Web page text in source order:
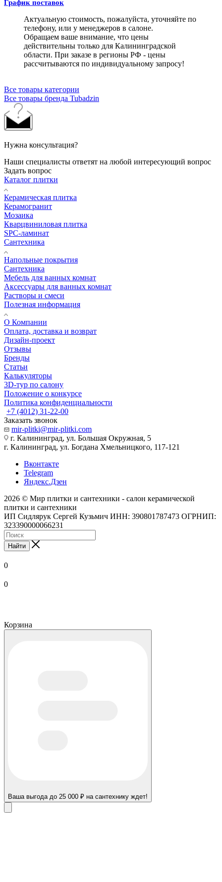
График поставок
Актуальную стоимость, пожалуйста, уточняйте по
телефону, или у менеджеров в салоне.
Обращаем ваше внимание, что цены
действительны только для Калининградской
области. При заказе в регионы РФ - цены
рассчитываются по индивидуальному запросу!
Все товары категории
Все товары бренда Tubadzin
Нужна консультация?
Наши специалисты ответят на любой интересующий вопрос
Задать вопрос
Каталог плитки
Керамическая плитка
Керамогранит
Мозаика
Кварцвиниловая плитка
SPC-ламинат
Сантехника
Напольные покрытия
Сантехника
Мебель для ванных комнат
Аксессуары для ванных комнат
Растворы и смеси
Полезная информация
О Компании
Оплата, доставка и возврат
Дизайн-проект
Отзывы
Бренды
Статьи
Калькуляторы
3D-тур по салону
Положение о конкурсе
Политика конфиденциальности
+7 (4012) 31-22-00
Заказать звонок
mir-plitki@mir-plitki.com
г. Калининград, ул. Большая Окружная, 5
г. Калининград, ул. Богдана Хмельницкого, 117-121
Вконтакте
Telegram
Яндекс.Дзен
2026 © Мир плитки и сантехники - салон керамической
плитки и сантехники
ИП Сидлярук Сергей Кузьмич ИНН: 390801787473 ОГРНИП:
323390000066231
Найти
0
0
Корзина
Ваша выгода до 25 000 ₽ на сантехнику ждет!